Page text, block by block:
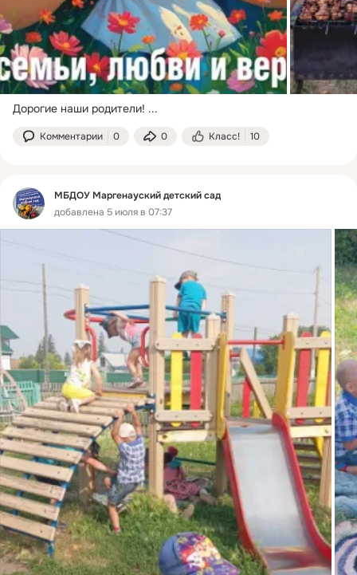
Дорогие наши родители! ...
Комментарии 0 0 Класс! 10
МБДОУ Маргенауский детский сад
добавлена 5 июля в 07:37